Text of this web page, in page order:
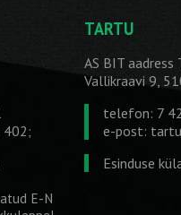
402;
E-N
TARTU
AS BIT aadress
Vallikraavi 9,
telefon: 7
e-post:
Esinduse